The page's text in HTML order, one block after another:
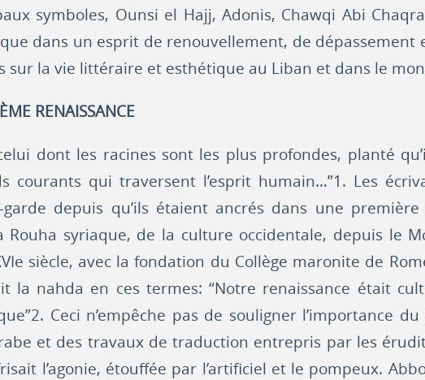
symboles, Ounsi el Hajj, Adonis, Chawqi Abi
dans un esprit de renouvellement, de dépassement
sur la vie littéraire et esthétique au Liban et dans le
RENAISSANCE
dont les racines sont les plus profondes, planté
courants qui traversent l’esprit humain…”1. Les
depuis qu’ils étaient ancrés dans une première
syriaque, de la culture occidentale, depuis le
siècle, avec la fondation du Collège maronite de
la nahda en ces termes: “Notre renaissance était
Ceci n’empêche pas de souligner l’importance
et des travaux de traduction entrepris par les
l’agonie, étouffée par l’artificiel et le pompeux.